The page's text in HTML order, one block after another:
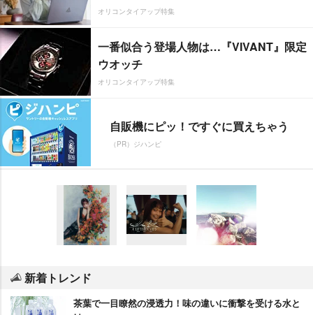
オリコンタイアップ特集
一番似合う登場人物は…『VIVANT』限定
ウオッチ
オリコンタイアップ特集
自販機にピッ！ですぐに買えちゃう
（PR）ジハンピ
新着トレンド
茶葉で一目瞭然の浸透力！味の違いに衝撃を受ける水と